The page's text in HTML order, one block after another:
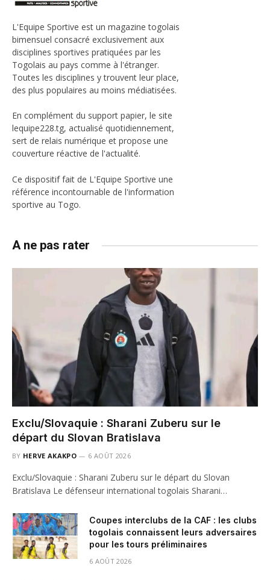
L'Equipe Sportive est un magazine togolais
bimensuel consacré exclusivement aux
disciplines sportives pratiquées par les
Togolais au pays comme à l'étranger.
Toutes les disciplines y trouvent leur place,
des plus populaires au moins médiatisées.
En complément du support papier, le site
lequipe228.tg, actualisé quotidiennement,
sert de relais numérique et propose une
couverture réactive de l'actualité.
Ce dispositif fait de L'Equipe Sportive une
référence incontournable de l'information
sportive au Togo.
A ne pas rater
Exclu/Slovaquie : Sharani Zuberu sur le
départ du Slovan Bratislava
BY HERVE AKAKPO 6 AOÛT 2026
Exclu/Slovaquie : Sharani Zuberu sur le départ du Slovan
Bratislava Le défenseur international togolais Sharani…
Coupes interclubs de la CAF : les clubs
togolais connaissent leurs adversaires
pour les tours préliminaires
6 AOÛT 2026